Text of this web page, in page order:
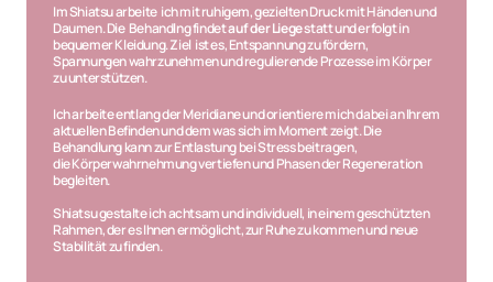
Im Shiatsu arbeite  ich mit ruhigem, gezielten Druck mit Händen und
Daumen. Die  Behandlng findet auf der Liege statt und erfolgt in
bequemer Kleidung. Ziel  ist es, Entspannung zu fördern,
Spannungen wahrzunehmen und regulierende Prozesse im Körper
zu unterstützen.
Ich arbeite entlang der Meridiane und orientiere mich dabei an Ihrem
aktuellen Befinden und dem was sich im Moment zeigt. Die
Behandlung kann zur Entlastung bei Stress beitragen,
die Körperwahrnehmung vertiefen und Phasen der Regeneration
begleiten.
Shiatsu gestalte ich achtsam und individuell, in einem geschützten
Rahmen, der es Ihnen ermöglicht, zur Ruhe zu kommen und neue
Stabilität zu finden.